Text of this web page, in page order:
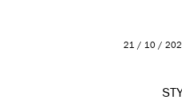
21 / 10 /